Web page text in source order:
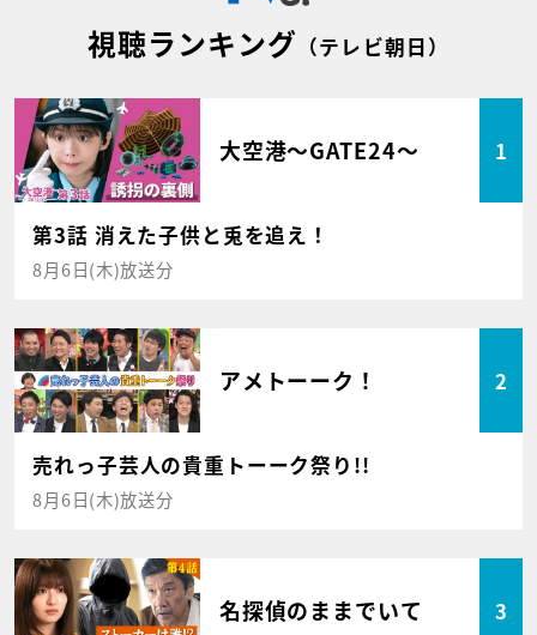
視聴ランキング （テレビ朝日）
大空港～GATE24～ 1
第3話 消えた子供と兎を追え！
8月6日(木)放送分
アメトーーク！ 2
売れっ子芸人の貴重トーーク祭り!!
8月6日(木)放送分
名探偵のままでいて 3